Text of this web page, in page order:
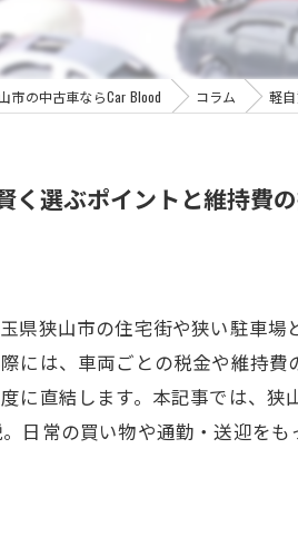
市の中古車ならCar Blood コラム 軽
く選ぶポイントと維持費
県狭山市の住宅街や狭い駐車
には、車両ごとの税金や維持
に直結します。本記事では、
日常の買い物や通勤・送迎を